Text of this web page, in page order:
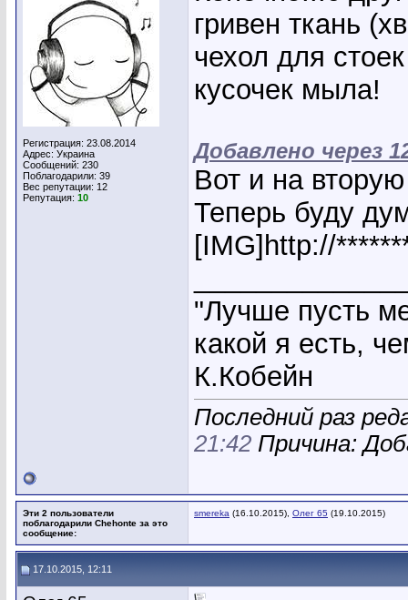
Регистрация: 23.08.2014
Адрес: Украина
Сообщений: 230
Поблагодарили: 39
Вес репутации: 12
Репутация: 10
гривен ткань
чехол для
кусочек мыла!
Добавлено через
Вот и на
Теперь буду
[IMG]http://
"Лучше пусть
какой я есть,
К.Кобейн
Последний раз
21:42 Причина:
Эти 2 пользователи
поблагодарили Chehonte за это
сообщение:
smereka (16.10.2015), Олег 65 (19.10.2015)
17.10.2015, 12:11